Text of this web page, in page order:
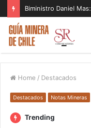
Home / Destacados
Destacados Notas Mineras
Trending